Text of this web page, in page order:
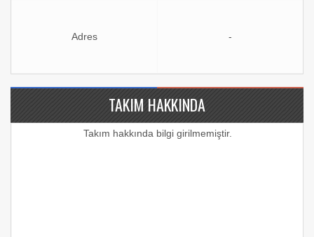
Adres -
TAKIM HAKKINDA
Takım hakkında bilgi girilmemiştir.